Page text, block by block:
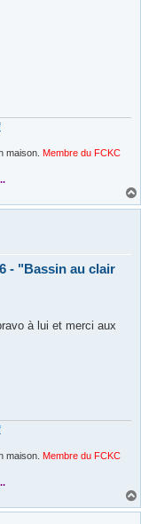
maison. Membre du FCKC
- "Bassin au clair
à lui et merci aux
maison. Membre du FCKC